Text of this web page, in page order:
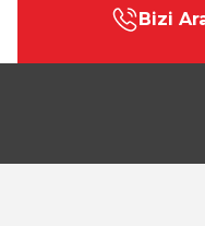
Bizi